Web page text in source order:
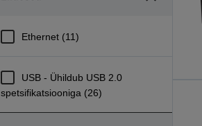
Ethernet (11)
USB - Ühildub USB 2.0
spetsifikatsiooniga (26)